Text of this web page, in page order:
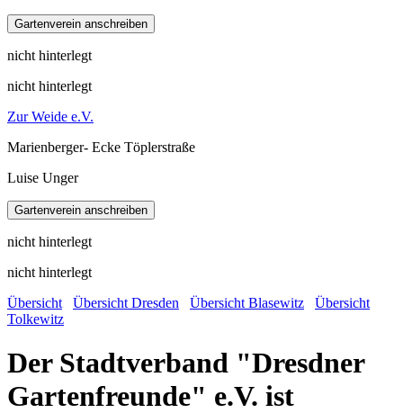
nicht hinterlegt
nicht hinterlegt
Zur Weide e.V.
Marienberger- Ecke Töplerstraße
Luise Unger
nicht hinterlegt
nicht hinterlegt
Übersicht
Übersicht Dresden Übersicht Blasewitz
Übersicht
Tolkewitz
Der Stadtverband "Dresdner
Gartenfreunde" e.V. ist